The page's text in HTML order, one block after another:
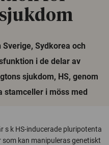
Sydkorea och
i de delar av
sjukdom, HS, genom
i möss med
s k HS-inducerade pluripotenta
som kan manipuleras genetiskt